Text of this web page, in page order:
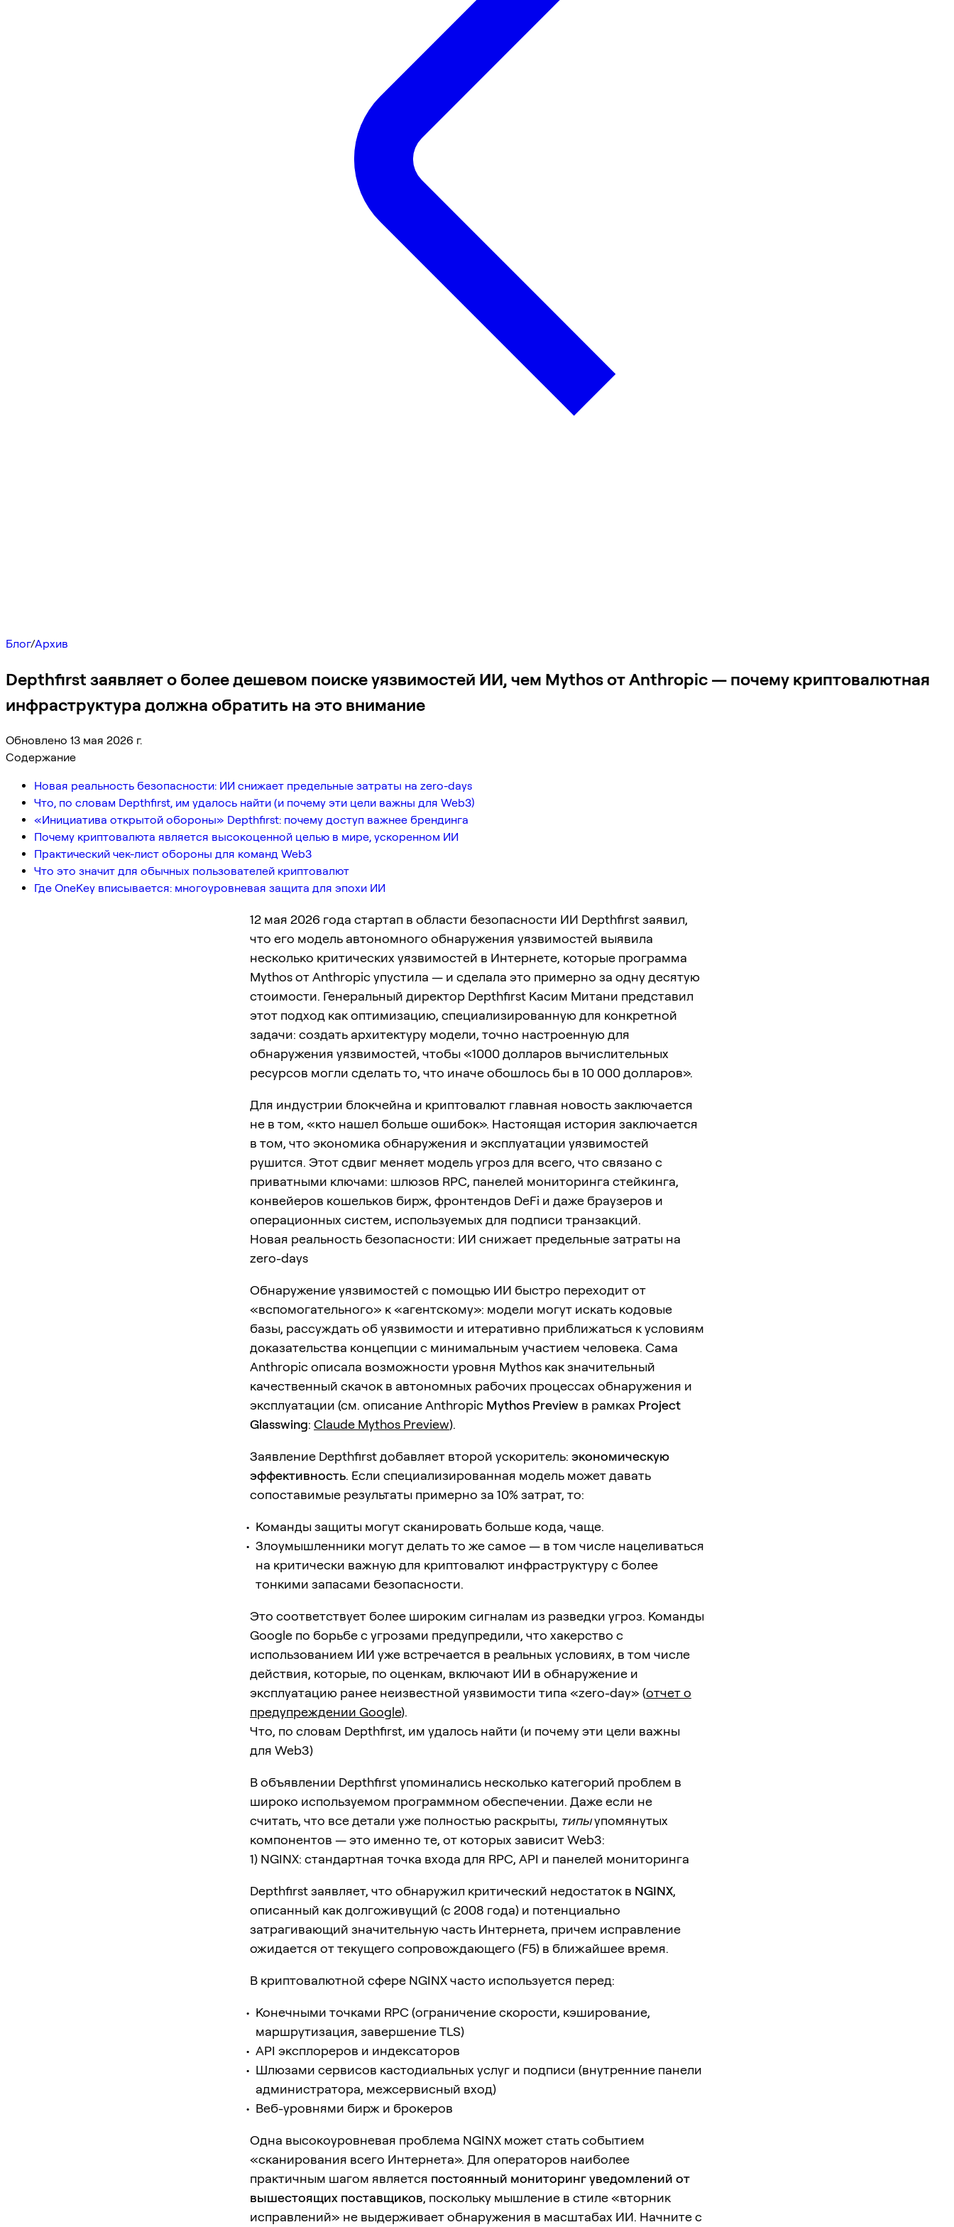
Блог/Архив
Depthfirst заявляет о более дешевом поиске уязвимостей ИИ, чем Mythos от Anthropic — почему криптовалютная
инфраструктура должна обратить на это внимание
Обновлено 13 мая 2026 г.
Содержание
Новая реальность безопасности: ИИ снижает предельные затраты на zero-days
Что, по словам Depthfirst, им удалось найти (и почему эти цели важны для Web3)
«Инициатива открытой обороны» Depthfirst: почему доступ важнее брендинга
Почему криптовалюта является высокоценной целью в мире, ускоренном ИИ
Практический чек-лист обороны для команд Web3
Что это значит для обычных пользователей криптовалют
Где OneKey вписывается: многоуровневая защита для эпохи ИИ
12 мая 2026 года стартап в области безопасности ИИ Depthfirst заявил,
что его модель автономного обнаружения уязвимостей выявила
несколько критических уязвимостей в Интернете, которые программа
Mythos от Anthropic упустила — и сделала это примерно за одну десятую
стоимости. Генеральный директор Depthfirst Касим Митани представил
этот подход как оптимизацию, специализированную для конкретной
задачи: создать архитектуру модели, точно настроенную для
обнаружения уязвимостей, чтобы «1000 долларов вычислительных
ресурсов могли сделать то, что иначе обошлось бы в 10 000 долларов».
Для индустрии блокчейна и криптовалют главная новость заключается
не в том, «кто нашел больше ошибок». Настоящая история заключается
в том, что экономика обнаружения и эксплуатации уязвимостей
рушится. Этот сдвиг меняет модель угроз для всего, что связано с
приватными ключами: шлюзов RPC, панелей мониторинга стейкинга,
конвейеров кошельков бирж, фронтендов DeFi и даже браузеров и
операционных систем, используемых для подписи транзакций.
Новая реальность безопасности: ИИ снижает предельные затраты на
zero-days
Обнаружение уязвимостей с помощью ИИ быстро переходит от
«вспомогательного» к «агентскому»: модели могут искать кодовые
базы, рассуждать об уязвимости и итеративно приближаться к условиям
доказательства концепции с минимальным участием человека. Сама
Anthropic описала возможности уровня Mythos как значительный
качественный скачок в автономных рабочих процессах обнаружения и
эксплуатации (см. описание Anthropic Mythos Preview в рамках Project
Glasswing: Claude Mythos Preview).
Заявление Depthfirst добавляет второй ускоритель: экономическую
эффективность. Если специализированная модель может давать
сопоставимые результаты примерно за 10% затрат, то:
Команды защиты могут сканировать больше кода, чаще.
Злоумышленники могут делать то же самое — в том числе нацеливаться
на критически важную для криптовалют инфраструктуру с более
тонкими запасами безопасности.
Это соответствует более широким сигналам из разведки угроз. Команды
Google по борьбе с угрозами предупредили, что хакерство с
использованием ИИ уже встречается в реальных условиях, в том числе
действия, которые, по оценкам, включают ИИ в обнаружение и
эксплуатацию ранее неизвестной уязвимости типа «zero-day» (отчет о
предупреждении Google).
Что, по словам Depthfirst, им удалось найти (и почему эти цели важны
для Web3)
В объявлении Depthfirst упоминались несколько категорий проблем в
широко используемом программном обеспечении. Даже если не
считать, что все детали уже полностью раскрыты, типыупомянутых
компонентов — это именно те, от которых зависит Web3:
1) NGINX: стандартная точка входа для RPC, API и панелей мониторинга
Depthfirst заявляет, что обнаружил критический недостаток в NGINX,
описанный как долгоживущий (с 2008 года) и потенциально
затрагивающий значительную часть Интернета, причем исправление
ожидается от текущего сопровождающего (F5) в ближайшее время.
В криптовалютной сфере NGINX часто используется перед:
Конечными точками RPC (ограничение скорости, кэширование,
маршрутизация, завершение TLS)
API эксплореров и индексаторов
Шлюзами сервисов кастодиальных услуг и подписи (внутренние панели
администратора, межсервисный вход)
Веб-уровнями бирж и брокеров
Одна высокоуровневая проблема NGINX может стать событием
«сканирования всего Интернета». Для операторов наиболее
практичным шагом является постоянный мониторинг уведомлений от
вышестоящих поставщиков, поскольку мышление в стиле «вторник
исправлений» не выдерживает обнаружения в масштабах ИИ. Начните с